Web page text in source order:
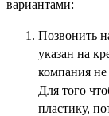
вариантами:
Позвонить
указан на
компания не
Для того
пластику,